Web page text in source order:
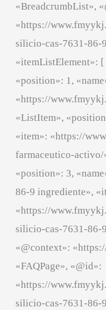
«BreadcrumbList»,
«https://
silicio-cas-7631-86-
«itemListElement»:
«position»: 1,
«https://
«ListItem»,
«item»: «https://
farmaceutico-
«position»: 3,
86-9 ingrediente»,
«https://
silicio-cas-7631-
«@context»:
«FAQPage», «@id»:
«https://
silicio-cas-7631-86-